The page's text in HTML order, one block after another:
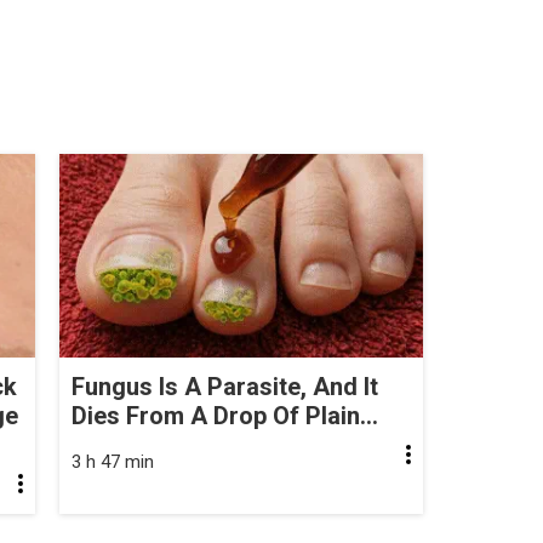
Fungus Is A Parasite, And It
Dies From A Drop Of Plain...
3 h 47 min